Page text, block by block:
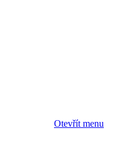
Otevřít menu